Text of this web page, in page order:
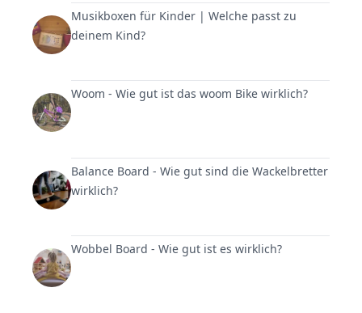
Musikboxen für Kinder | Welche passt zu
deinem Kind?
Woom - Wie gut ist das woom Bike wirklich?
Balance Board - Wie gut sind die Wackelbretter
wirklich?
Wobbel Board - Wie gut ist es wirklich?